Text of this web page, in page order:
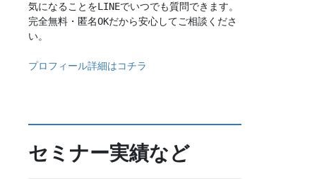
気になることをLINEでいつでも質問できます。
完全無料・匿名OKだから安心してご相談くださ
い。
プロフィール詳細はコチラ
セミナー実績など